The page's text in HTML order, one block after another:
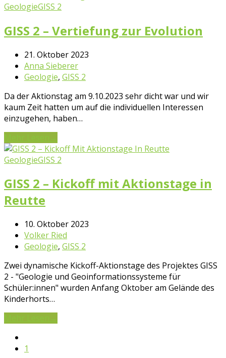
GeologieGISS 2
GISS 2 – Vertiefung zur Evolution
21. Oktober 2023
Anna Sieberer
Geologie, GISS 2
Da der Aktionstag am 9.10.2023 sehr dicht war und wir
kaum Zeit hatten um auf die individuellen Interessen
einzugehen, haben…
GeologieGISS 2
GISS 2 – Kickoff mit Aktionstage in
Reutte
10. Oktober 2023
Volker Ried
Geologie, GISS 2
Zwei dynamische Kickoff-Aktionstage des Projektes GISS
2 - "Geologie und Geoinformationssysteme für
Schüler:innen" wurden Anfang Oktober am Gelände des
Kinderhorts…
1